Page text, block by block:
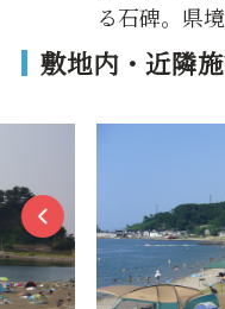
る石碑。県
敷地内・近隣